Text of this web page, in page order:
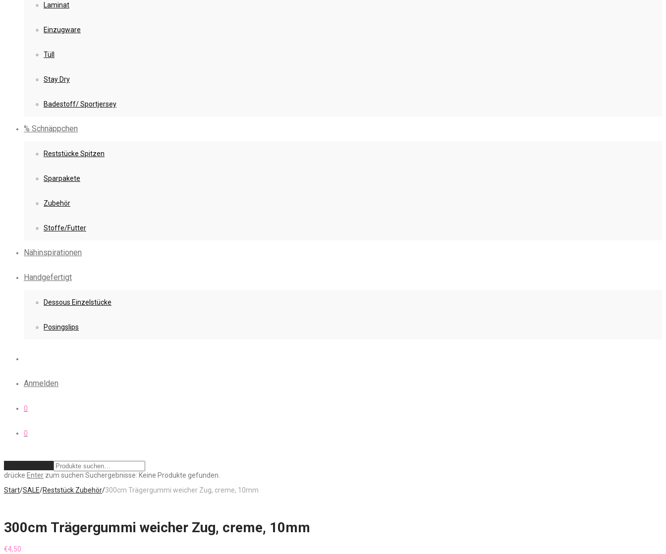
Laminat
Einzugware
Tüll
Stay Dry
Badestoff/ Sportjersey
% Schnäppchen
Reststücke Spitzen
Sparpakete
Zubehör
Stoffe/Futter
Nähinspirationen
Handgefertigt
Dessous Einzelstücke
Posingslips
Anmelden
0
0
drücke Enter zum suchen Suchergebnisse: Keine Produkte gefunden.
Start/SALE/Reststück Zubehör/300cm Trägergummi weicher Zug, creme, 10mm
300cm Trägergummi weicher Zug, creme, 10mm
€4,50